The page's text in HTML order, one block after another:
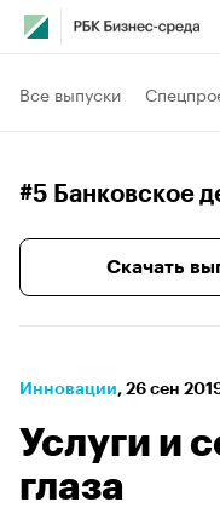
Все выпуски
#5 Банковское
Скачать
Инновации⁠, 26 сен
Услуги и
глаза